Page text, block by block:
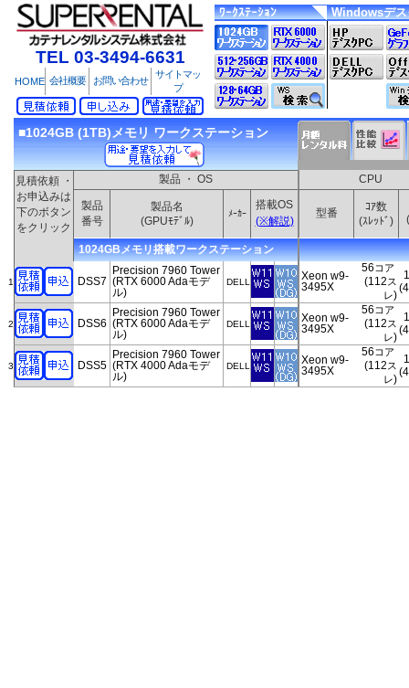
TEL 03-3494-6631
HOME 会社概要 お問い合わせ
サイトマッ
プ
ﾜｰｸｽﾃｰｼｮﾝ Windowsデス
■1024GB (1TB)メモリ ワークステーション
見積依頼 ・
お申込みは
下のボタン
をクリック
製品 ・ OS CPU
製品
番号
製品名
(GPUﾓﾃﾞﾙ)
ﾒｰｶｰ
搭載OS
(※解説)
型番
ｺｱ数
(ｽﾚｯﾄﾞ)
1024GBメモリ搭載ワークステーション
1 DSS7
Precision 7960 Tower
(RTX 6000 Adaモデ
ル)
DELL
Xeon w9-
3495X
56 コア
(112ス
レ)
2 DSS6
Precision 7960 Tower
(RTX 6000 Adaモデ
ル)
DELL
Xeon w9-
3495X
56 コア
(112ス
レ)
3 DSS5
Precision 7960 Tower
(RTX 4000 Adaモデ
ル)
DELL
Xeon w9-
3495X
56 コア
(112ス
レ)